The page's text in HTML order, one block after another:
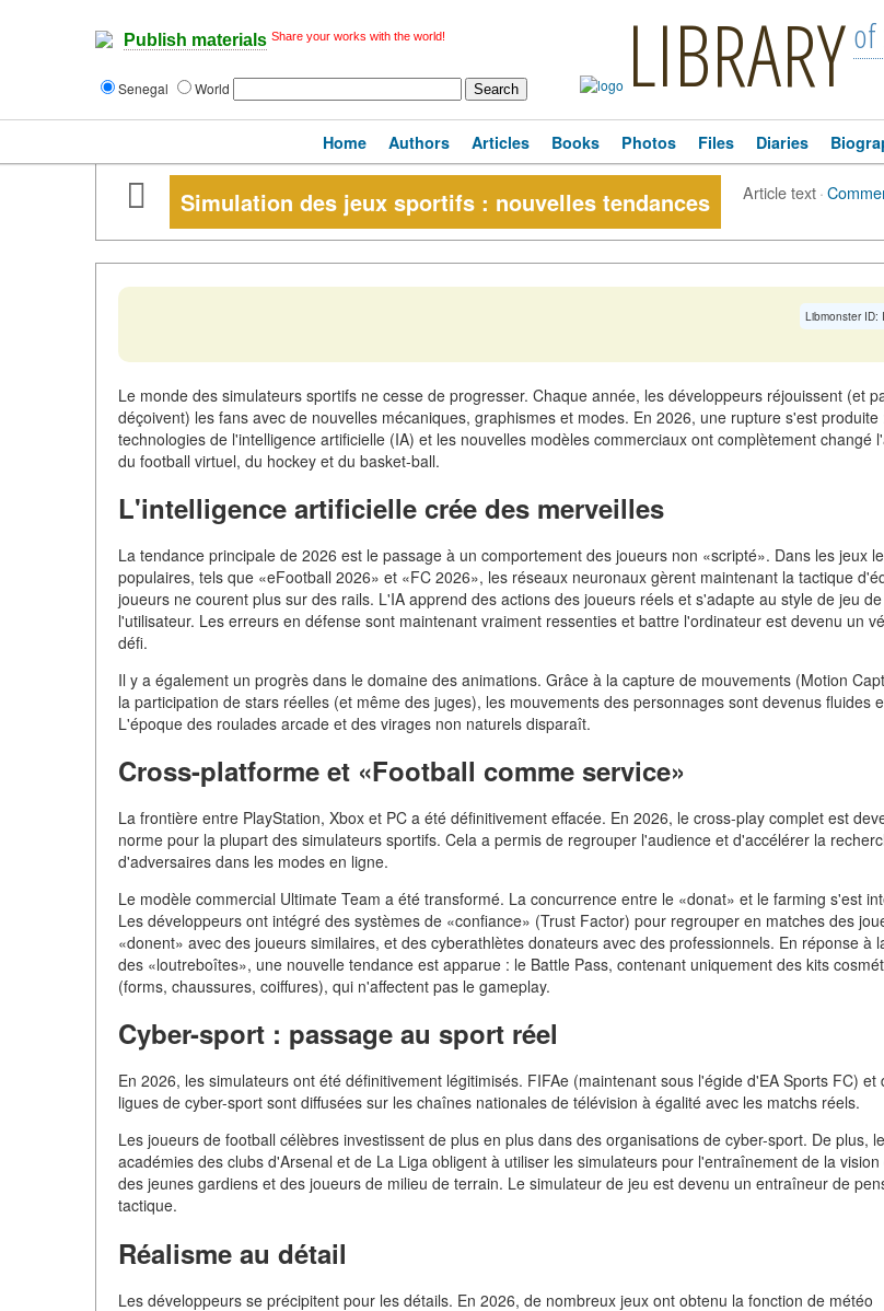
Publish materials Share your works with the world!
Senegal World LIBRARY of
Home Authors Articles Books Photos Files Diaries
Simulation des jeux sportifs : nouvelles tendances Article text·
Libmonster ID:
Le monde des simulateurs sportifs ne cesse de progresser. Chaque année, les développeurs réjouissent (et
déçoivent) les fans avec de nouvelles mécaniques, graphismes et modes. En 2026, une rupture s'est produite
technologies de l'intelligence artificielle (IA) et les nouvelles modèles commerciaux ont complètement changé
du football virtuel, du hockey et du basket-ball.
L'intelligence artificielle crée des merveilles
La tendance principale de 2026 est le passage à un comportement des joueurs non «scripté». Dans les jeux
populaires, tels que «eFootball 2026» et «FC 2026», les réseaux neuronaux gèrent maintenant la tactique
joueurs ne courent plus sur des rails. L'IA apprend des actions des joueurs réels et s'adapte au style de jeu de
l'utilisateur. Les erreurs en défense sont maintenant vraiment ressenties et battre l'ordinateur est devenu un
défi.
Il y a également un progrès dans le domaine des animations. Grâce à la capture de mouvements (Motion
la participation de stars réelles (et même des juges), les mouvements des personnages sont devenus fluides
L'époque des roulades arcade et des virages non naturels disparaît.
Cross-platforme et «Football comme service»
La frontière entre PlayStation, Xbox et PC a été définitivement effacée. En 2026, le cross-play complet est
norme pour la plupart des simulateurs sportifs. Cela a permis de regrouper l'audience et d'accélérer la
d'adversaires dans les modes en ligne.
Le modèle commercial Ultimate Team a été transformé. La concurrence entre le «donat» et le farming s'est
Les développeurs ont intégré des systèmes de «confiance» (Trust Factor) pour regrouper en matches des
«donent» avec des joueurs similaires, et des cyberathlètes donateurs avec des professionnels. En réponse à
des «loutreboîtes», une nouvelle tendance est apparue : le Battle Pass, contenant uniquement des kits
(forms, chaussures, coiffures), qui n'affectent pas le gameplay.
Cyber-sport : passage au sport réel
En 2026, les simulateurs ont été définitivement légitimisés. FIFAe (maintenant sous l'égide d'EA Sports FC) et
ligues de cyber-sport sont diffusées sur les chaînes nationales de télévision à égalité avec les matchs réels.
Les joueurs de football célèbres investissent de plus en plus dans des organisations de cyber-sport. De plus,
académies des clubs d'Arsenal et de La Liga obligent à utiliser les simulateurs pour l'entraînement de la
des jeunes gardiens et des joueurs de milieu de terrain. Le simulateur de jeu est devenu un entraîneur de
tactique.
Réalisme au détail
Les développeurs se précipitent pour les détails. En 2026, de nombreux jeux ont obtenu la fonction de météo